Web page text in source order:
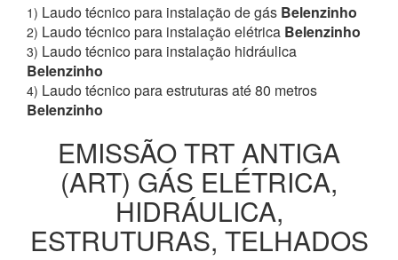
1) Laudo técnico para instalação de gás Belenzinho
2) Laudo técnico para instalação elétrica Belenzinho
3) Laudo técnico para instalação hidráulica
Belenzinho
4) Laudo técnico para estruturas até 80 metros
Belenzinho
EMISSÃO TRT ANTIGA
(ART) GÁS ELÉTRICA,
HIDRÁULICA,
ESTRUTURAS, TELHADOS